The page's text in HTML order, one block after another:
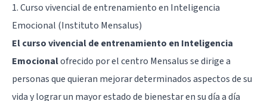
1. Curso vivencial de entrenamiento en Inteligencia
Emocional (Instituto Mensalus)
El curso vivencial de entrenamiento en Inteligencia
Emocionalofrecido por el centro Mensalus se dirige a
personas que quieran mejorar determinados aspectos de su
vida y lograr un mayor estado de bienestar en su día a día